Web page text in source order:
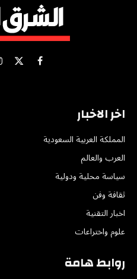
فيسبوك
X
اخر الاخبار
المملكة العربية السعودية
العرب والعالم
سياسة محلية ودولية
ثقافة وفن
اخبار التقنية
علوم واختراعات
روابط هامة